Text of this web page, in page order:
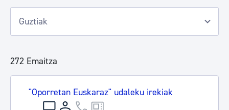
272 Emaitza
"Oporretan Euskaraz" udaleku irekiak